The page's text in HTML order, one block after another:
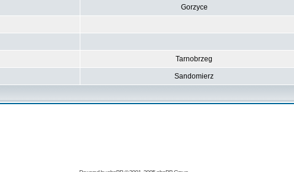
Gorzyce
Tarnobrzeg
Sandomierz